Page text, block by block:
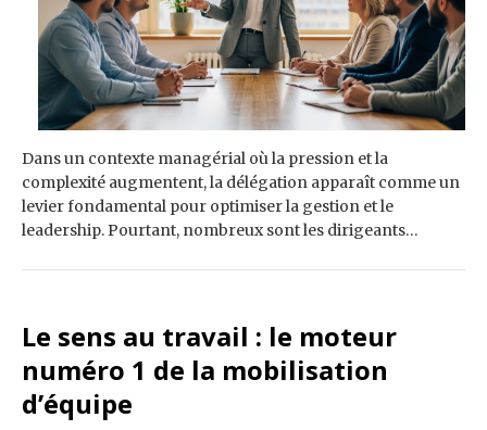
Dans un contexte managérial où la pression et la
complexité augmentent, la délégation apparaît comme un
levier fondamental pour optimiser la gestion et le
leadership. Pourtant, nombreux sont les dirigeants…
Le sens au travail : le moteur
numéro 1 de la mobilisation
d’équipe